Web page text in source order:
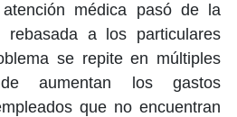
médica pasó de la
rebasada a los particulares
se repite en múltiples
aumentan los gastos
que no encuentran